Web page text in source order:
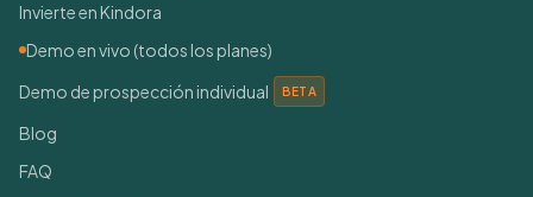
Invierte en Kindora
Demo en vivo (todos los planes)
Demo de prospección individual
BETA
Blog
FAQ